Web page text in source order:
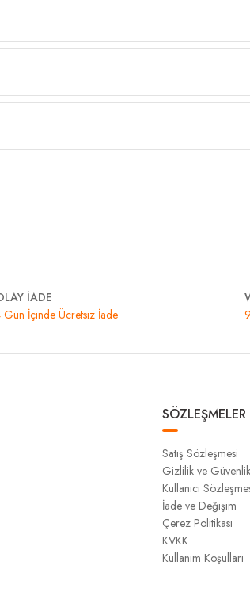
İADE
Gün İçinde Ücretsiz İade
SÖZLEŞMELER
Satış Sözleşmesi
Gizlilik ve Güvenlik
Kullanıcı
İade ve Değişim
Çerez Politikası
KVKK
Kullanım Koşulları